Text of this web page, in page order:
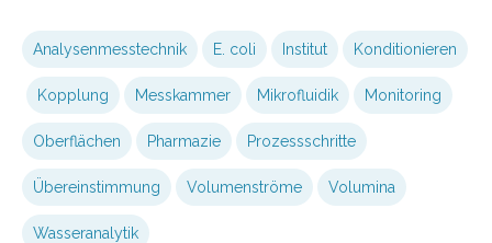
Analysenmesstechnik E. coli Institut Konditionieren
Kopplung Messkammer Mikrofluidik Monitoring
Oberflächen Pharmazie Prozessschritte
Übereinstimmung Volumenströme Volumina
Wasseranalytik